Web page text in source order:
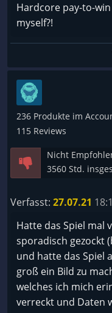
Verwirrend, aus
zu viele Kurzvideos
Bosskampf... Ätzend
Wiederholungsquest:
Hat man das
viele
einfach Ätzend sind.
Dungeons:
Als Damagedealer
Invites zu den
Bugs und nochmals
Spieler die den
die
Hardcore pay-to-
myself?!
236 Produkte im
115 Reviews
Nicht
3560 Std.
Verfasst: 27.07.21
Hatte das Spiel mal
sporadisch gezockt
und hatte das Spiel
groß ein Bild zu
welches ich mich
verreckt und Daten